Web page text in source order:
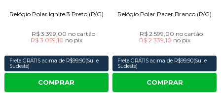
Relógio Polar Ignite 3 Preto (P/G)
R$ 3.399,00 no cartão
R$ 3.059,10 no pix
Frete GRÁTIS acima de R$99,90(Sul e
Sudeste)
COMPRAR
Relógio Polar Pacer Branco (P/G)
R$ 2.599,00 no cartão
R$ 2.339,10 no pix
Frete GRÁTIS acima de R$99,90(Sul e
Sudeste)
COMPRAR